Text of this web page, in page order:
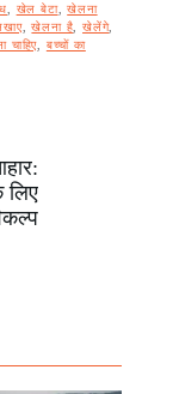
खेल बेटा,खेलना
,खेलना है ,खेलेंगे,
चाहिए
बच्चों का
लिए